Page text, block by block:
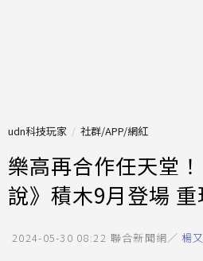
udn科技玩家 社群/APP/網紅
樂高再合作任天堂
說》積木9月登場
2024-05-30 08:22 聯合新聞網／ 楊